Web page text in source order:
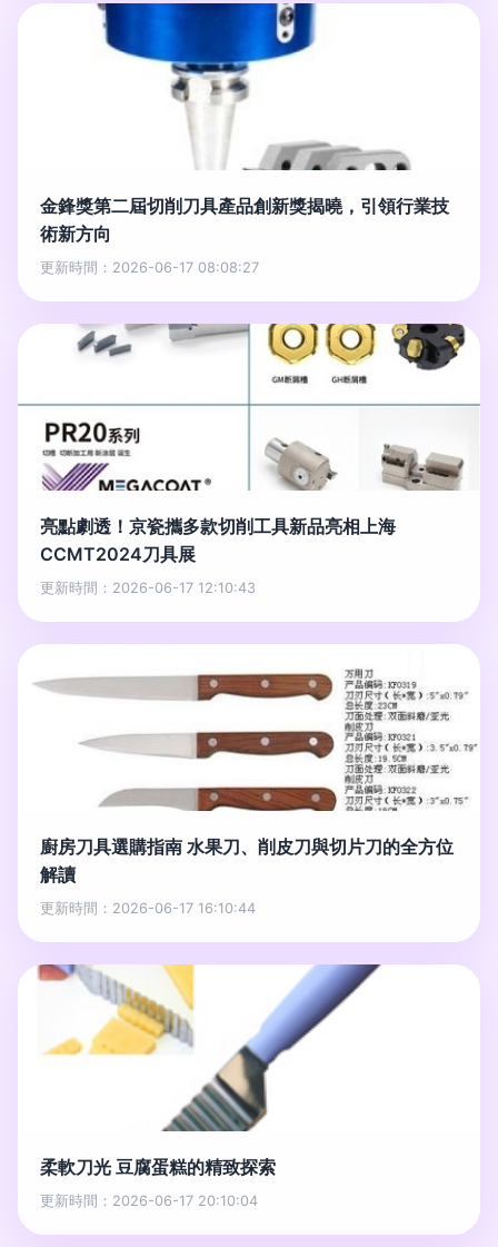
金鋒獎第二屆切削刀具產品創新獎揭曉，引領行業技
術新方向
更新時間：2026-06-17 08:08:27
亮點劇透！京瓷攜多款切削工具新品亮相上海
CCMT2024刀具展
更新時間：2026-06-17 12:10:43
廚房刀具選購指南 水果刀、削皮刀與切片刀的全方位
解讀
更新時間：2026-06-17 16:10:44
柔軟刀光 豆腐蛋糕的精致探索
更新時間：2026-06-17 20:10:04